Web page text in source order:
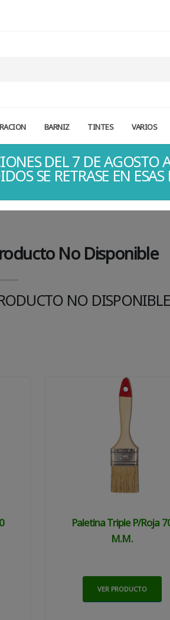
BARNIZ TINTES VARIOS
DEL 7 DE AGOSTO
SE RETRASE EN ESAS
No Disponible
NO DISPONIBLE
Paletina Triple P/roja
M.m.
VER PRODUCTO